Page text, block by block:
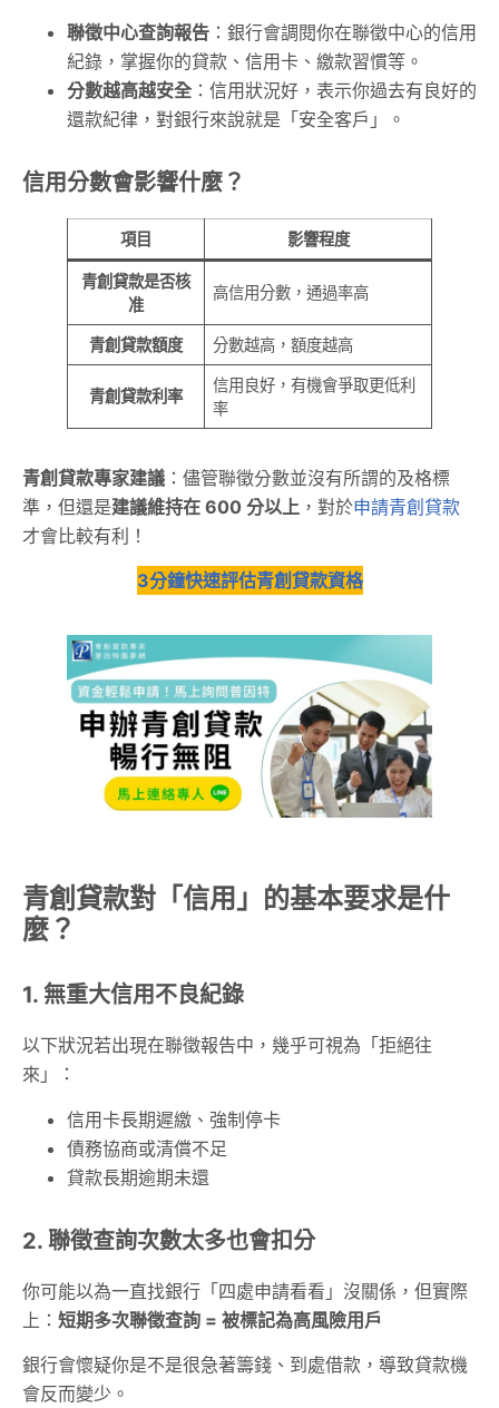
聯徵中心查詢報告 ：銀行會調閱你在聯徵中心的信用
紀錄，掌握你的貸款、信用卡、繳款習慣等。
分數越高越安全 ：信用狀況好，表示你過去有良好的
還款紀律，對銀行來說就是「安全客戶」。
信用分數會影響什麼？
項目 影響程度
青創貸款是否核
准
高信用分數，通過率高
青創貸款額度 分數越高，額度越高
青創貸款利率
信用良好，有機會爭取更低利
率
青創貸款專家建議 ：儘管聯徵分數並沒有所謂的及格標
準，但還是建議維持在 600 分以上 ，對於申請青創貸款
才會比較有利！
3分鐘快速評估青創貸款資格
青創貸款對「信用」的基本要求是什
麼？
1. 無重大信用不良紀錄
以下狀況若出現在聯徵報告中，幾乎可視為「拒絕往
來」：
信用卡長期遲繳、強制停卡
債務協商或清償不足
貸款長期逾期未還
2. 聯徵查詢次數太多也會扣分
你可能以為一直找銀行「四處申請看看」沒關係，但實際
上： 短期多次聯徵查詢 = 被標記為高風險用戶
銀行會懷疑你是不是很急著籌錢、到處借款，導致貸款機
會反而變少。